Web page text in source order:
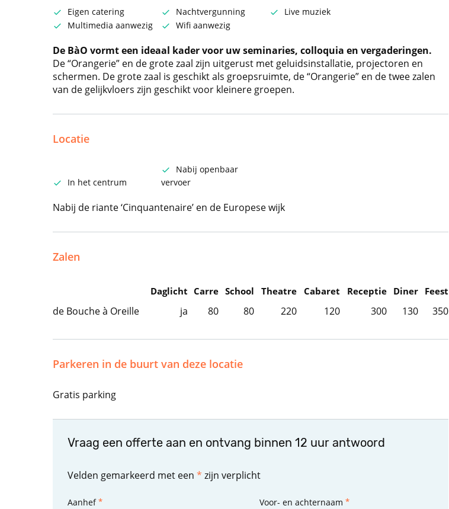
Eigen catering Nachtvergunning
Live muziek
Multimedia aanwezig
Wifi aanwezig
De BàO vormt een ideaal kader voor uw seminaries, colloquia en vergaderingen.
De “Orangerie” en de grote zaal zijn uitgerust met geluidsinstallatie, projectoren en
schermen. De grote zaal is geschikt als groepsruimte, de “Orangerie” en de twee zalen
van de gelijkvloers zijn geschikt voor kleinere groepen.
Locatie
In het centrum
Nabij openbaar
vervoer
Nabij de riante ‘Cinquantenaire’ en de Europese wijk
Zalen
Daglicht Carre School Theatre Cabaret Receptie Diner Feest
de Bouche à Oreille ja 80 80 220 120 300 130 350
Parkeren in de buurt van deze locatie
Gratis parking
Vraag een offerte aan en ontvang binnen 12 uur antwoord
Velden gemarkeerd met een * zijn verplicht
Aanhef
Voor- en achternaam